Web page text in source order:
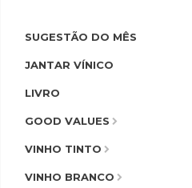
SUGESTÃO DO MÊS
JANTAR VÍNICO
LIVRO
GOOD VALUES
VINHO TINTO
VINHO BRANCO